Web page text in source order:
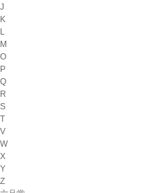
J
K
L
M
O
P
Q
R
S
T
V
W
X
Y
Z